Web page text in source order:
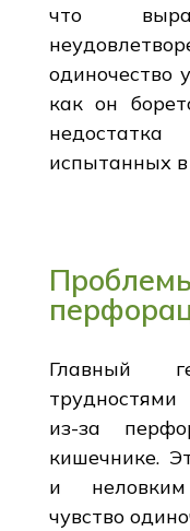
что
одиночество
как он
испытанных в
Главный
из-за
кишечнике.
и
чувство